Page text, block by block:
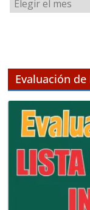
r
o
Evaluación